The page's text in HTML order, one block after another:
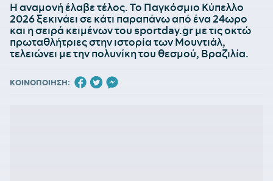
Η αναμονή έλαβε τέλος. Το Παγκόσμιο Κύπελλο
2026 ξεκινάει σε κάτι παραπάνω από ένα 24ωρο
και η σειρά κειμένων του sportday.gr με τις οκτώ
πρωταθλήτριες στην ιστορία των Μουντιάλ,
τελειώνει με την πολυνίκη του θεσμού, Βραζιλία.
ΚΟΙΝΟΠΟΙΗΣΗ: